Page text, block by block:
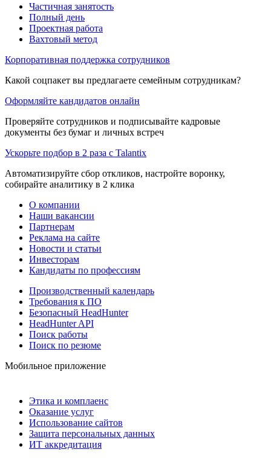
Частичная занятость
Полный день
Проектная работа
Вахтовый метод
Корпоративная поддержка сотрудников
Какой соцпакет вы предлагаете семейным сотрудникам?
Оформляйте кандидатов онлайн
Проверяйте сотрудников и подписывайте кадровые
документы без бумаг и личных встреч
Ускорьте подбор в 2 раза с Talantix
Автоматизируйте сбор откликов, настройте воронку,
собирайте аналитику в 2 клика
О компании
Наши вакансии
Партнерам
Реклама на сайте
Новости и статьи
Инвесторам
Кандидаты по профессиям
Производственный календарь
Требования к ПО
Безопасный HeadHunter
HeadHunter API
Поиск работы
Поиск по резюме
Мобильное приложение
Этика и комплаенс
Оказание услуг
Использование сайтов
Защита персональных данных
ИТ аккредитация